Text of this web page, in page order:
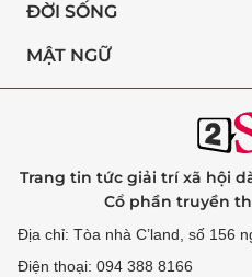
ĐỜI SỐNG
MẬT NGỮ
Trang tin tức giải trí xã hội
Cổ phần truyền
Địa chỉ: Tòa nhà C’land, số 156
Điện thoại: 094 388 8166